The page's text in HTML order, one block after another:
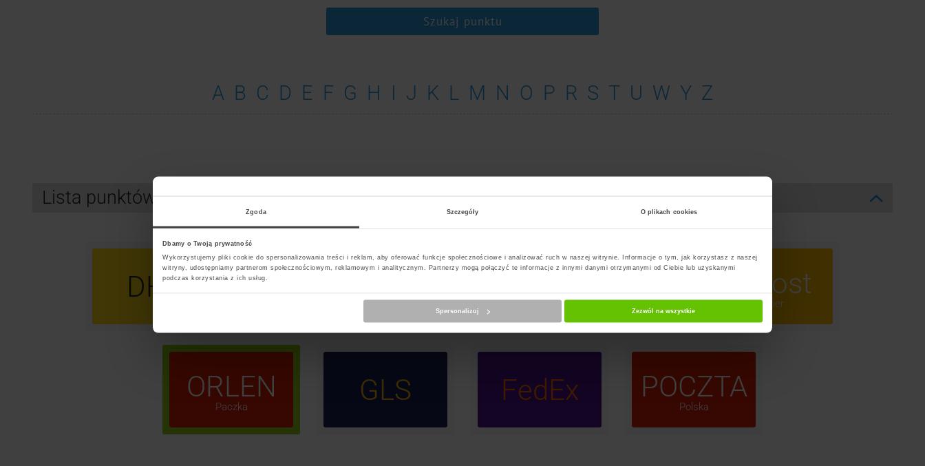
Zgoda Szczegóły O plikach cookies
Dbamy o Twoją prywatność
Wykorzystujemy pliki cookie do spersonalizowania treści i reklam, aby oferować funkcje społecznościowe i analizować ruch w naszej witrynie. Informacje o tym, jak korzystasz z naszej
witryny, udostępniamy partnerom społecznościowym, reklamowym i analitycznym. Partnerzy mogą połączyć te informacje z innymi danymi otrzymanymi od Ciebie lub uzyskanymi
podczas korzystania z ich usług.
Spersonalizuj Zezwól na wszystkie
Szukaj punktu
A B C D E F G H I J K L M N O P R S T U W Y Z
Lista punktów kurierskich ORLEN Paczka Opalenica
DHL Paczkomaty
InPost
Kurier
ORLEN
Paczka GLS FedEx POCZTA
Polska